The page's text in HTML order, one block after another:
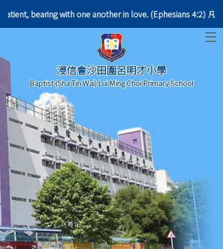
bearing with one another in love. (Ephesians 4:2) 凡事
浸信會沙田圍呂明才小學
Baptist (Sha Tin Wai) Lui Ming Choi Primary School